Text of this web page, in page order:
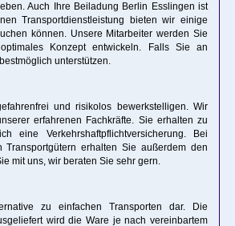
Auch Ihre Beiladung Berlin Esslingen ist
Transportdienstleistung bieten wir einige
können. Unsere Mitarbeiter werden Sie
Konzept entwickeln. Falls Sie an
unterstützen.
und risikolos bewerkstelligen. Wir
erfahrenen Fachkräfte. Sie erhalten zu
eine Verkehrshaftpflichtversicherung. Bei
erhalten Sie außerdem den
mit uns, wir beraten Sie sehr gern.
zu einfachen Transporten dar. Die
wird die Ware je nach vereinbartem